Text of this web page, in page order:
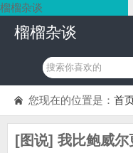
榴榴杂谈
榴榴杂谈
您现在的位置是： 首
[图说] 我比鲍威尔